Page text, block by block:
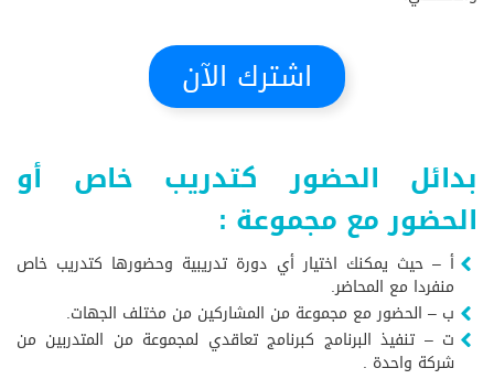
اشترك الآن
بدائل الحضور كتدريب خاص أو
الحضور مع مجموعة :
أ – حيث يمكنك اختيار أي دورة تدريبية وحضورها كتدريب خاص
منفردا مع المحاضر.
ب – الحضور مع مجموعة من المشاركين من مختلف الجهات.
ت – تنفيذ البرنامج كبرنامج تعاقدي لمجموعة من المتدربين من
شركة واحدة .